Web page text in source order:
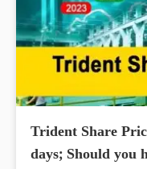
Trident Share
days; Should you